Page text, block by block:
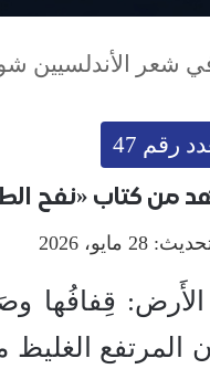
شعر الأندلسيين
رقم 47
من كتاب «نفح
28 مايو، 2026